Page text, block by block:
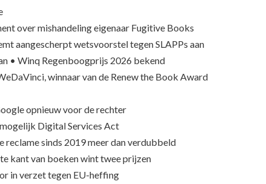
over mishandeling eigenaar Fugitive Books
aangescherpt wetsvoorstel tegen SLAPPs aan
• Winq Regenboogprijs 2026 bekend
winnaar van de Renew the Book Award
opnieuw voor de rechter
Digital Services Act
reclame sinds 2019 meer dan verdubbeld
kant van boeken wint twee prijzen
in verzet tegen EU-heffing